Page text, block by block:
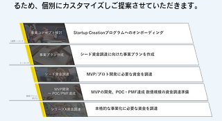
るため、個別にカスタマイズしご提案させていただきます。